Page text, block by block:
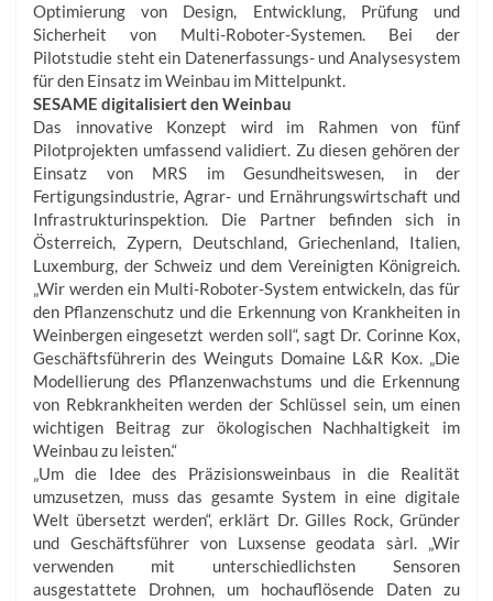
Optimierung von Design, Entwicklung, Prüfung und
Sicherheit von Multi-Roboter-Systemen. Bei der
Pilotstudie steht ein Datenerfassungs- und Analysesystem
für den Einsatz im Weinbau im Mittelpunkt.
SESAME digitalisiert den Weinbau
Das innovative Konzept wird im Rahmen von fünf
Pilotprojekten umfassend validiert. Zu diesen gehören der
Einsatz von MRS im Gesundheitswesen, in der
Fertigungsindustrie, Agrar- und Ernährungswirtschaft und
Infrastrukturinspektion. Die Partner befinden sich in
Österreich, Zypern, Deutschland, Griechenland, Italien,
Luxemburg, der Schweiz und dem Vereinigten Königreich.
„Wir werden ein Multi-Roboter-System entwickeln, das für
den Pflanzenschutz und die Erkennung von Krankheiten in
Weinbergen eingesetzt werden soll“, sagt Dr. Corinne Kox,
Geschäftsführerin des Weinguts Domaine L&R Kox. „Die
Modellierung des Pflanzenwachstums und die Erkennung
von Rebkrankheiten werden der Schlüssel sein, um einen
wichtigen Beitrag zur ökologischen Nachhaltigkeit im
Weinbau zu leisten.“
„Um die Idee des Präzisionsweinbaus in die Realität
umzusetzen, muss das gesamte System in eine digitale
Welt übersetzt werden“, erklärt Dr. Gilles Rock, Gründer
und Geschäftsführer von Luxsense geodata sàrl. „Wir
verwenden mit unterschiedlichsten Sensoren
ausgestattete Drohnen, um hochauflösende Daten zu